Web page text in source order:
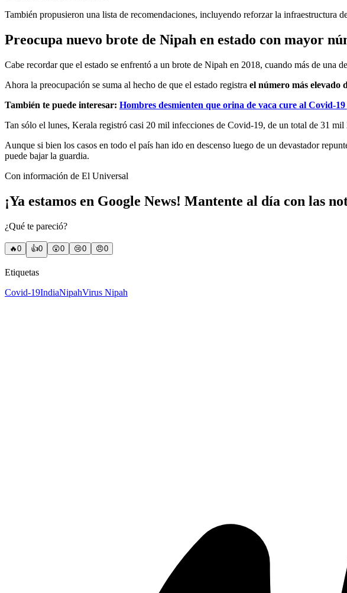
También propusieron una lista de recomendaciones, incluyendo reforzar la infraestructura
Preocupa nuevo brote de Nipah en estado con mayor
Cabe recordar que el estado se enfrentó a un brote de Nipah en 2018, cuando más de una
Ahora la preocupación se suma al hecho de que el estado registra el número más elevado
También te puede interesar: Hombres desmienten que orina de vaca cure al Covid-
Tan sólo el lunes, Kerala registró casi 20 mil infecciones de Covid-19, de un total de 31
Aunque si bien los casos en todo el país han ido en descenso luego de un devastador
puede bajar la guardia.
Con información de El Universal
¡Ya estamos en Google News! Mantente al día con las
¿Qué te pareció?
🔥0 👍0 😲0 😢0 😠0
Etiquetas
Covid-19IndiaNipahVirus Nipah